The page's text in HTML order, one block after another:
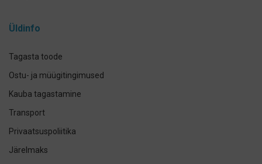
Elmex
Üldinfo
Tagasta toode
Ostu- ja müügitingimused
Kauba tagastamine
Transport
Privaatsuspoliitika
Järelmaks